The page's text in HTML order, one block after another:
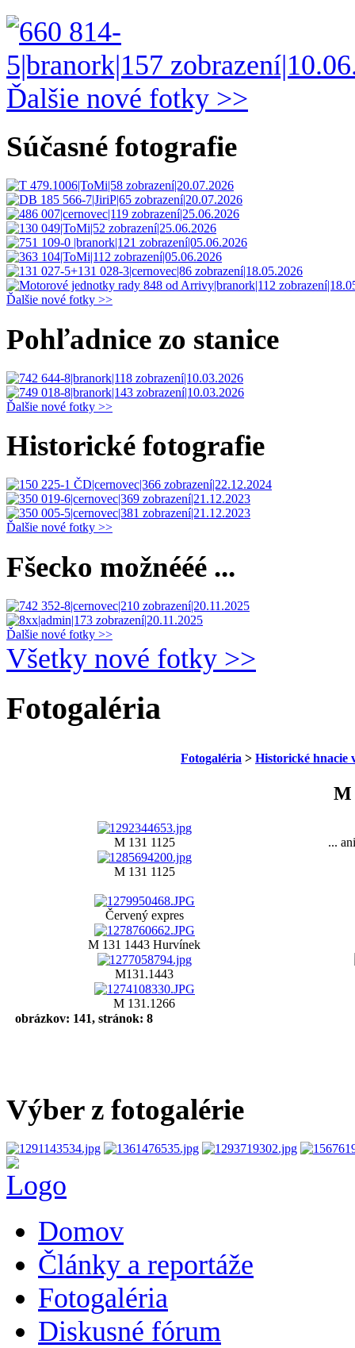
Ďalšie nové fotky >>
Súčasné fotografie
Ďalšie nové fotky >>
Pohľadnice zo stanice
Ďalšie nové fotky >>
Historické fotografie
Ďalšie nové fotky >>
Fšecko možnééé ...
Ďalšie nové fotky >>
Všetky nové fotky >>
Fotogaléria
Fotogaléria > Historické hnacie
M
M 131 1125 ...
M 131 1125
Červený expres
M 131 1443 Hurvínek
M131.1443
M 131.1266
obrázkov: 141, stránok: 8
Výber z fotogalérie
Domov
Články a reportáže
Fotogaléria
Diskusné fórum